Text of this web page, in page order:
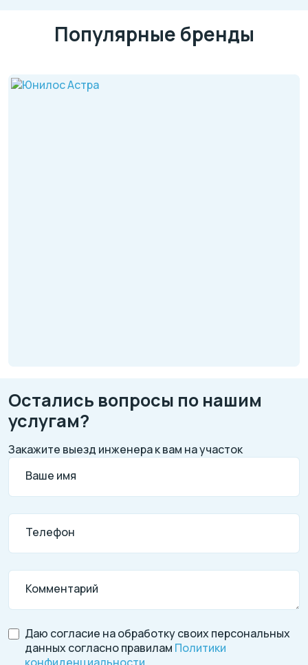
Популярные бренды
Остались вопросы по нашим
услугам?
Закажите выезд инженера к вам на участок
Ваше имя
Телефон
Комментарий
Даю согласие на обработку своих персональных
данных согласно правилам Политики